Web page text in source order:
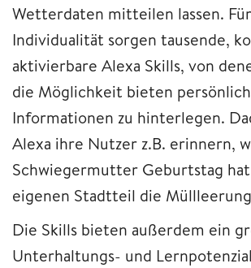
Wetterdaten mitteilen lassen.
Individualität sorgen tausende,
aktivierbare Alexa Skills, von
die Möglichkeit bieten
Informationen zu hinterlegen.
Alexa ihre Nutzer z.B. erinnern,
Schwiegermutter Geburtstag
eigenen Stadtteil die
Die Skills bieten außerdem ein
Unterhaltungs- und